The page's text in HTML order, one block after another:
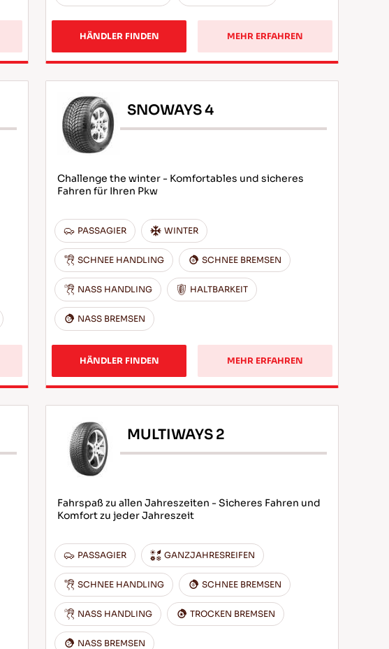
HÄNDLER FINDEN MEHR ERFAHREN
SNOWAYS 4
Challenge the winter - Komfortables und sicheres
Fahren für Ihren Pkw
PASSAGIER WINTER
SCHNEE HANDLING SCHNEE BREMSEN
NASS HANDLING HALTBARKEIT
NASS BREMSEN
HÄNDLER FINDEN MEHR ERFAHREN
MULTIWAYS 2
Fahrspaß zu allen Jahreszeiten - Sicheres Fahren und
Komfort zu jeder Jahreszeit
PASSAGIER GANZJAHRESREIFEN
SCHNEE HANDLING SCHNEE BREMSEN
NASS HANDLING TROCKEN BREMSEN
NASS BREMSEN